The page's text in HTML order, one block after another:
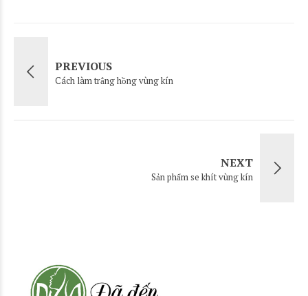
PREVIOUS
Cách làm trắng hồng vùng kín
NEXT
Sản phẩm se khít vùng kín